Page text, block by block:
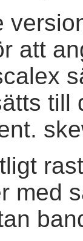
att
till
med